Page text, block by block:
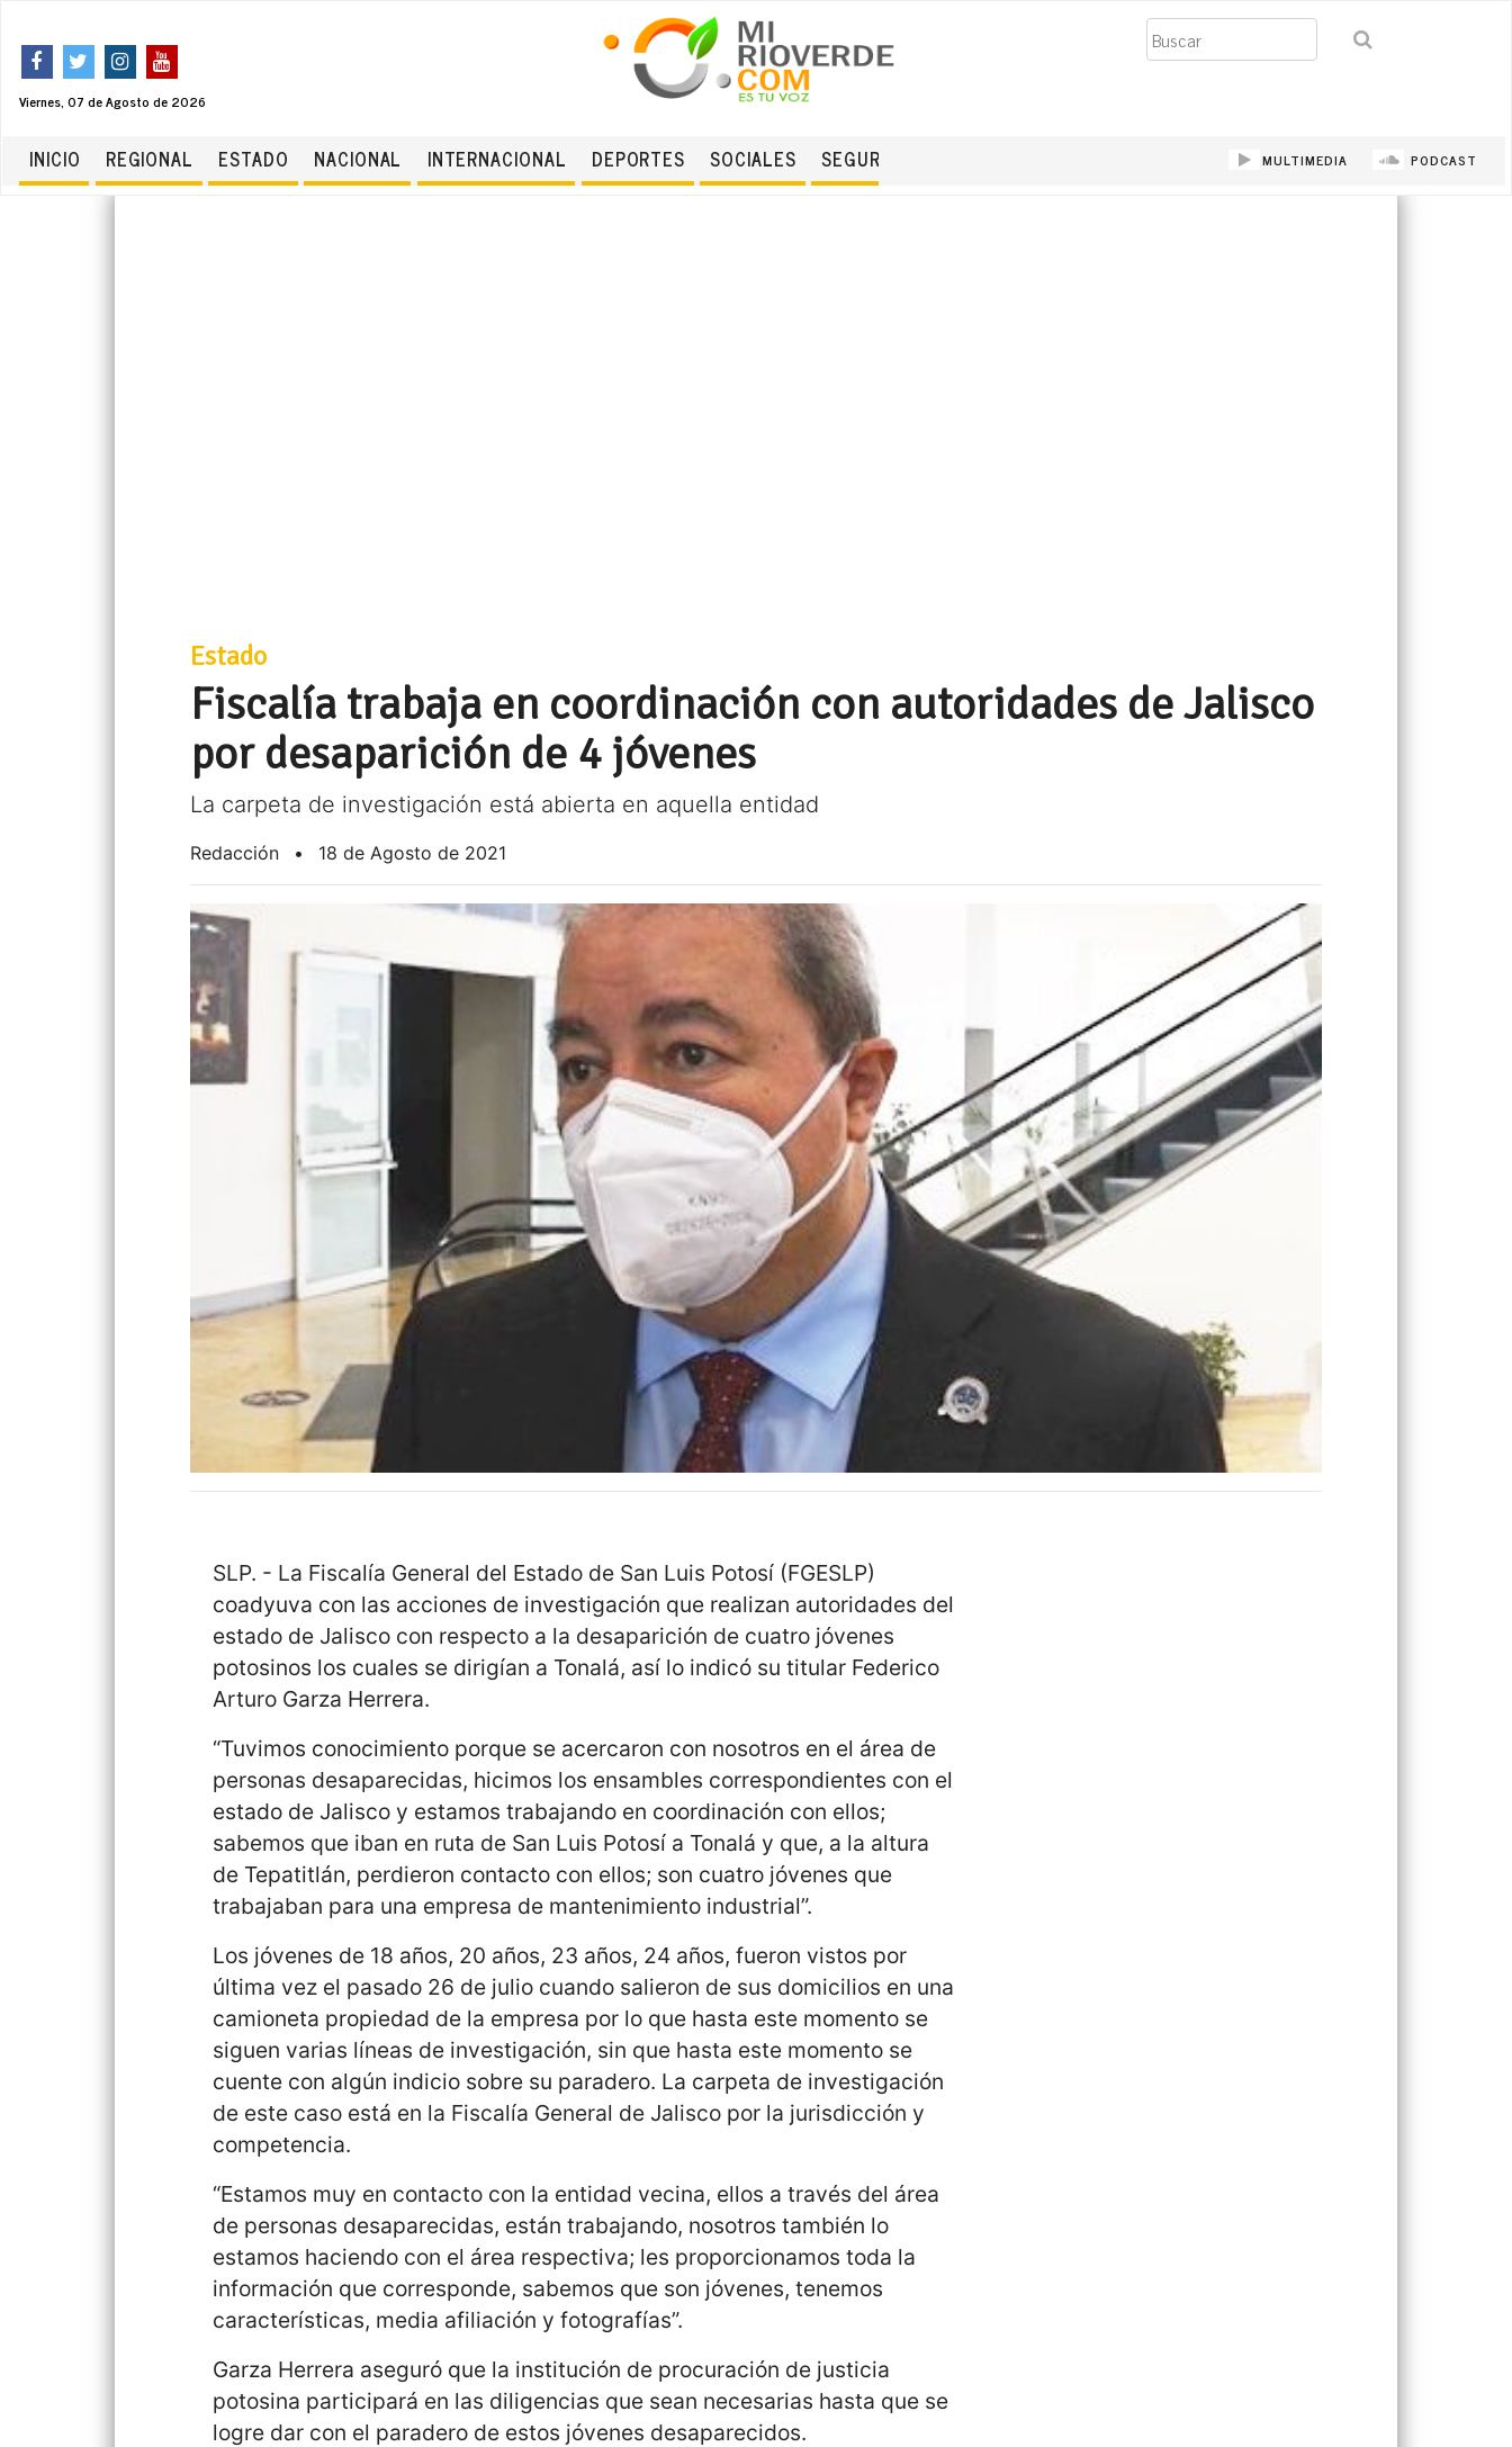
Viernes, 07 de Agosto de 2026
Buscar
INICIO REGIONAL ESTADO NACIONAL INTERNACIONAL DEPORTES SOCIALES SEGURIDAD MULTIMEDIA PODCAST
Estado
Fiscalía trabaja en coordinación con autoridades de Jalisco
por desaparición de 4 jóvenes
La carpeta de investigación está abierta en aquella entidad
Redacción • 18 de Agosto de 2021
SLP. - La Fiscalía General del Estado de San Luis Potosí (FGESLP)
coadyuva con las acciones de investigación que realizan autoridades del
estado de Jalisco con respecto a la desaparición de cuatro jóvenes
potosinos los cuales se dirigían a Tonalá, así lo indicó su titular Federico
Arturo Garza Herrera.
“Tuvimos conocimiento porque se acercaron con nosotros en el área de
personas desaparecidas, hicimos los ensambles correspondientes con el
estado de Jalisco y estamos trabajando en coordinación con ellos;
sabemos que iban en ruta de San Luis Potosí a Tonalá y que, a la altura
de Tepatitlán, perdieron contacto con ellos; son cuatro jóvenes que
trabajaban para una empresa de mantenimiento industrial”.
Los jóvenes de 18 años, 20 años, 23 años, 24 años, fueron vistos por
última vez el pasado 26 de julio cuando salieron de sus domicilios en una
camioneta propiedad de la empresa por lo que hasta este momento se
siguen varias líneas de investigación, sin que hasta este momento se
cuente con algún indicio sobre su paradero. La carpeta de investigación
de este caso está en la Fiscalía General de Jalisco por la jurisdicción y
competencia.
“Estamos muy en contacto con la entidad vecina, ellos a través del área
de personas desaparecidas, están trabajando, nosotros también lo
estamos haciendo con el área respectiva; les proporcionamos toda la
información que corresponde, sabemos que son jóvenes, tenemos
características, media afiliación y fotografías”.
Garza Herrera aseguró que la institución de procuración de justicia
potosina participará en las diligencias que sean necesarias hasta que se
logre dar con el paradero de estos jóvenes desaparecidos.